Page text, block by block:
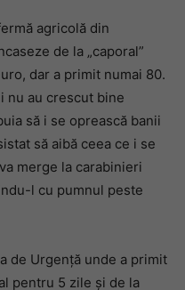
agricolă din
de la „caporal”
dar a primit numai 80.
nu au crescut bine
să i se oprească banii
să aibă ceea ce i se
merge la carabinieri
l cu pumnul peste
de Urgență unde a primit
pentru 5 zile și de la